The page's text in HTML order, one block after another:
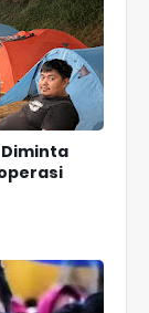
Diminta